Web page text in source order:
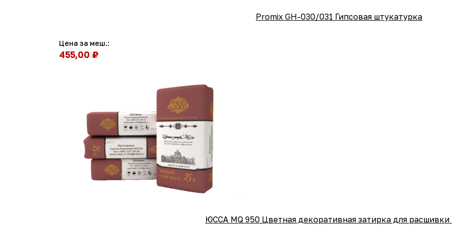
Promix GH-030/031 Гипсовая штукатурка
Цена за меш.:
455,00 ₽
ЮССА MQ 950 Цветная декоративная затирка для